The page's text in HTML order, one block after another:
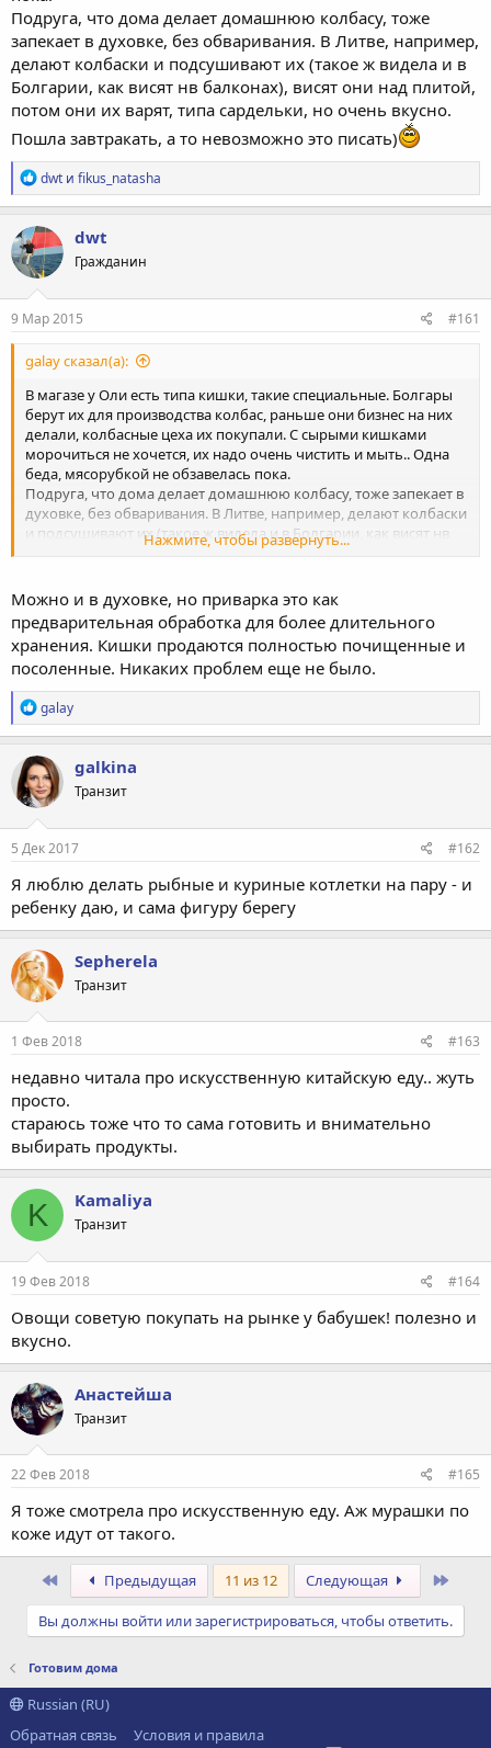
Подруга, что дома делает домашнюю колбасу, тоже
запекает в духовке, без обваривания. В Литве, например,
делают колбаски и подсушивают их (такое ж видела и в
Болгарии, как висят нв балконах), висят они над плитой,
потом они их варят, типа сардельки, но очень вкусно.
Пошла завтракать, а то невозможно это писать)
Р
е
а
к
ц
и
и
:
dwt и fikus_natasha
dwt
Гражданин
9 Мар 2015 #161
galay сказал(а):
В магазе у Оли есть типа кишки, такие специальные. Болгары
берут их для производства колбас, раньше они бизнес на них
делали, колбасные цеха их покупали. С сырыми кишками
морочиться не хочется, их надо очень чистить и мыть.. Одна
беда, мясорубкой не обзавелась пока.
Подруга, что дома делает домашнюю колбасу, тоже запекает в
духовке, без обваривания. В Литве, например, делают колбаски
и подсушивают их (такое ж видела и в Болгарии, как висят нв
балконах), висят они над плитой, потом они их варят, типа
невозможно это писать)
Нажмите, чтобы развернуть...
Можно и в духовке, но приварка это как
предварительная обработка для более длительного
хранения. Кишки продаются полностью почищенные и
посоленные. Никаких проблем еще не было.
Р
е
а
к
ц
и
и
:
galay
galkina
Транзит
5 Дек 2017 #162
Я люблю делать рыбные и куриные котлетки на пару - и
ребенку даю, и сама фигуру берегу
Sepherela
Транзит
1 Фев 2018 #163
недавно читала про искусственную китайскую еду.. жуть
просто.
стараюсь тоже что то сама готовить и внимательно
выбирать продукты.
K Kamaliya
Транзит
19 Фев 2018 #164
Овощи советую покупать на рынке у бабушек! полезно и
вкусно.
Анастейша
Транзит
22 Фев 2018 #165
Я тоже смотрела про искусственную еду. Аж мурашки по
коже идут от такого.
ПервыйПредыдущая 11 из 12 Следующая
Вы должны войти или зарегистрироваться, чтобы ответить.
Готовим дома
Russian (RU)
Обратная связь
Условия и правила